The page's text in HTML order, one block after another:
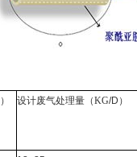
） 设计废气处理量（KG/D ）